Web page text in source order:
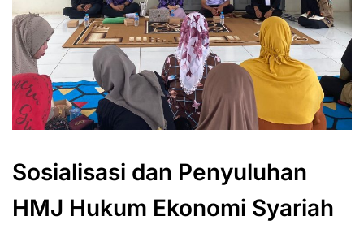
Sosialisasi dan Penyuluhan
HMJ Hukum Ekonomi Syariah